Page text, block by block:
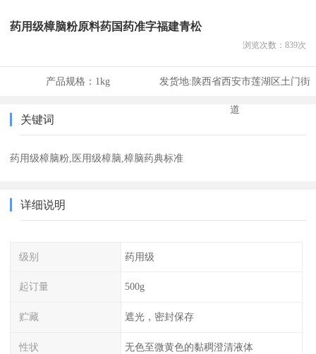
药用级樟脑粉原料药国药准字福建青松
浏览次数： 839次
产品规格： 1kg 发货地:陕西省西安市莲湖区土门街
道
关键词
药用级樟脑粉,医用级樟脑,樟脑药典标准
详细说明
级别 药用级
起订量 500g
贮藏 遮光，密封保存
性状 无色至微黄色的黏稠澄清液体